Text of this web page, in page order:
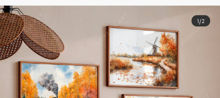
1/2